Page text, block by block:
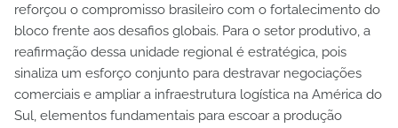
reforçou o compromisso brasileiro com o fortalecimento do
bloco frente aos desafios globais. Para o setor produtivo, a
reafirmação dessa unidade regional é estratégica, pois
sinaliza um esforço conjunto para destravar negociações
comerciais e ampliar a infraestrutura logística na América do
Sul, elementos fundamentais para escoar a produção